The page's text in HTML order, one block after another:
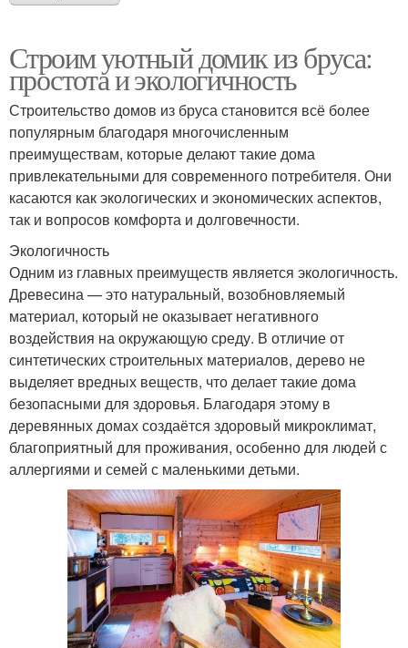
Строим уютный домик из бруса:
простота и экологичность
Строительство домов из бруса становится всё более
популярным благодаря многочисленным
преимуществам, которые делают такие дома
привлекательными для современного потребителя. Они
касаются как экологических и экономических аспектов,
так и вопросов комфорта и долговечности.
Экологичность
Одним из главных преимуществ является экологичность.
Древесина — это натуральный, возобновляемый
материал, который не оказывает негативного
воздействия на окружающую среду. В отличие от
синтетических строительных материалов, дерево не
выделяет вредных веществ, что делает такие дома
безопасными для здоровья. Благодаря этому в
деревянных домах создаётся здоровый микроклимат,
благоприятный для проживания, особенно для людей с
аллергиями и семей с маленькими детьми.